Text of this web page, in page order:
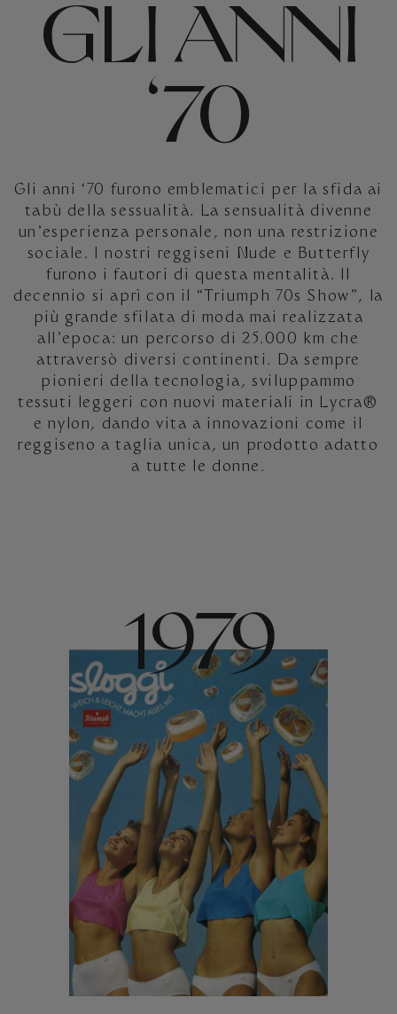
GLI ANNI
‘70
Gli anni ‘70 furono emblematici per la sfida ai
tabù della sessualità. La sensualità divenne
un’esperienza personale, non una restrizione
sociale. I nostri reggiseni Nude e Butterfly
furono i fautori di questa mentalità. Il
decennio si aprì con il “Triumph 70s Show”, la
più grande sfilata di moda mai realizzata
all’epoca: un percorso di 25.000 km che
attraversò diversi continenti. Da sempre
pionieri della tecnologia, sviluppammo
tessuti leggeri con nuovi materiali in Lycra®
e nylon, dando vita a innovazioni come il
reggiseno a taglia unica, un prodotto adatto
a tutte le donne.
1979